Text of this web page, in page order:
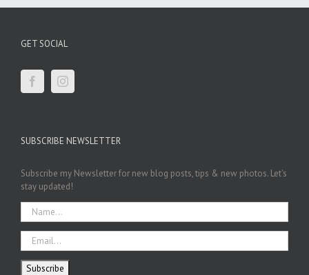
GET SOCIAL
SUBSCRIBE NEWSLETTER
Subscribe my Newsletter for new blog posts, tips & new photos. Let's
stay updated!